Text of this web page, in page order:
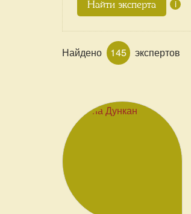
i
Найдено 145 экспертов